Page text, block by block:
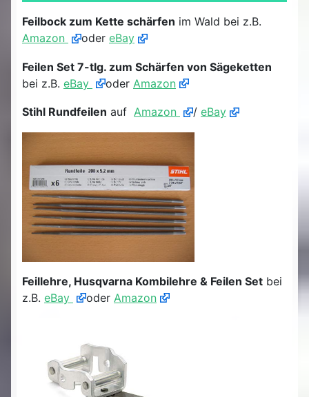
Feilbock zum Kette schärfen im Wald bei z.B.
Amazon
oder eBay
Feilen Set 7-tlg. zum Schärfen von Sägeketten
bei z.B. eBay oder Amazon
Stihl Rundfeilen auf Amazon / eBay
Feillehre, Husqvarna Kombilehre & Feilen Set bei
z.B. eBay oder Amazon